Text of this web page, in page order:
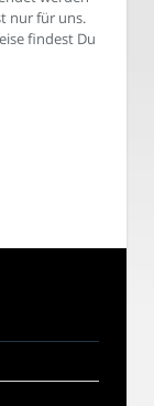
nur für uns.
findest Du